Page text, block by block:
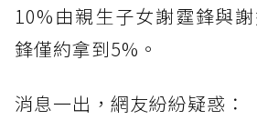
10%由親生子女謝霆鋒與
鋒僅約拿到5%。
消息一出，網友紛紛疑惑：